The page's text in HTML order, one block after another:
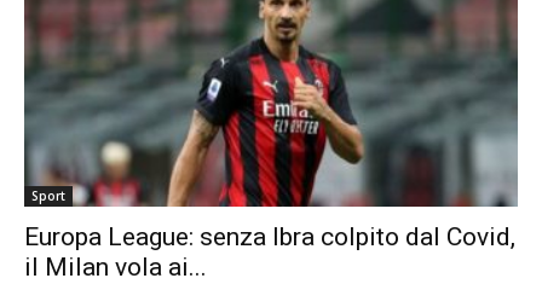
Sport
Europa League: senza Ibra colpito dal Covid,
il Milan vola ai...